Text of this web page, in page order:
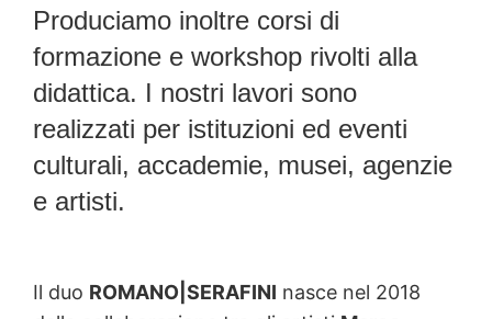
Produciamo inoltre corsi di
formazione e workshop rivolti alla
didattica. I nostri lavori sono
realizzati per istituzioni ed eventi
culturali, accademie, musei, agenzie
e artisti.
Il duo ROMANO|SERAFINI nasce nel 2018